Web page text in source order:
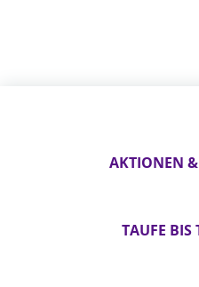
AKTIONEN
TAUFE BIS